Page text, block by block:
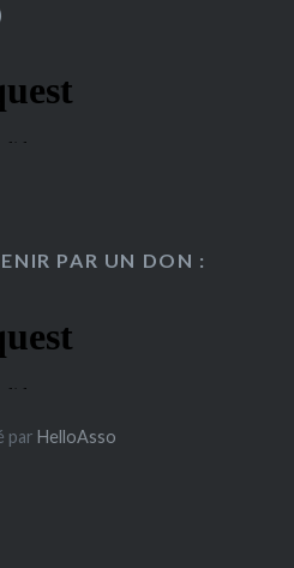
PAR UN DON :
par HelloAsso